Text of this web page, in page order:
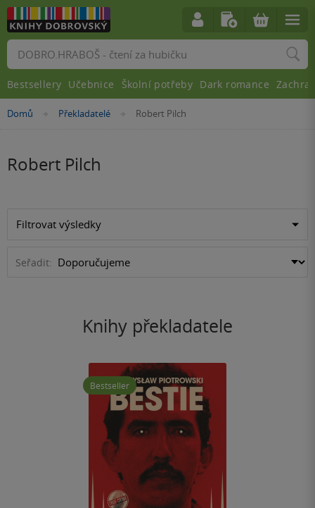
Nacházíte
Domů »Překladatelé »
Robert Pilch
Robert Pilch
Filtrovat výsledky
Seřadit:
Knihy překladatele
Bestseller
Vyhledávání
Bestsellery Učebnice Školní potřeby Dark romance